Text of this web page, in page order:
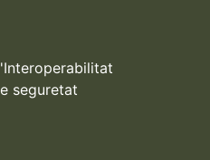
seguretat